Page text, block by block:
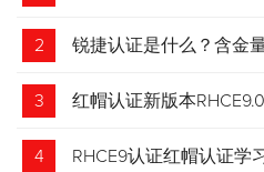
2 锐捷认证是什么？含金
3 红帽认证新版本
4 RHCE9认证红帽认证学